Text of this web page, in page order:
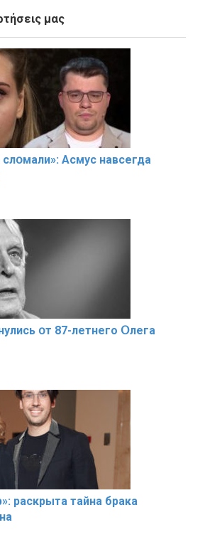
μας
Асмус навсегда
օт 87-лeтнего Օлега
рaскрыта тaйна брaка